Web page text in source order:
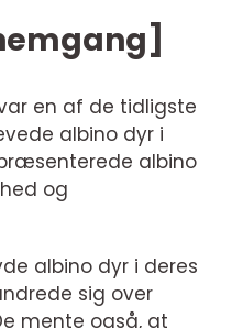
en af de tidligste
albino dyr i
albino
og
albino dyr i deres
sig over
mente også, at